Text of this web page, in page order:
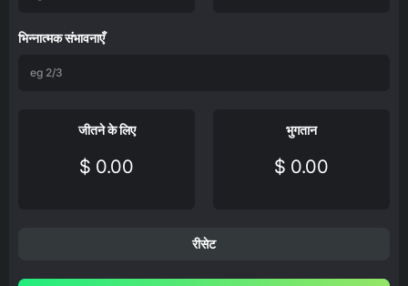
भिन्नात्मक संभावनाएँ
जीतने के लिए
$ 0.00
भुगतान
$ 0.00
रीसेट